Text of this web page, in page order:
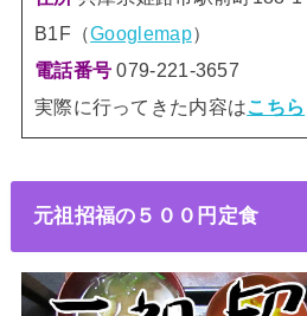
B1F（Googlemap）
電話番号079-221-3657
実際に行ってきた内容はこちら
元祖招福の５００円定食